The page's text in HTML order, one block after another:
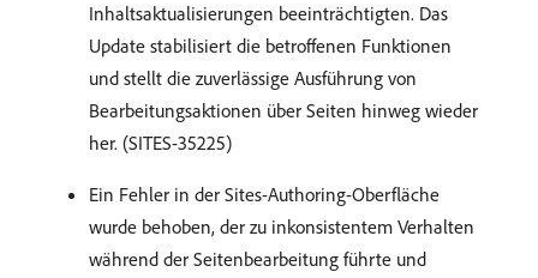
Inhaltsaktualisierungen beeinträchtigten. Das
Update stabilisiert die betroffenen Funktionen
und stellt die zuverlässige Ausführung von
Bearbeitungsaktionen über Seiten hinweg wieder
her. (SITES-35225)
Ein Fehler in der Sites-Authoring-Oberfläche
wurde behoben, der zu inkonsistentem Verhalten
während der Seitenbearbeitung führte und